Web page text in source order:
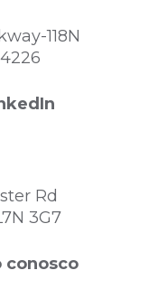
118N
Rd
3G7
conosco